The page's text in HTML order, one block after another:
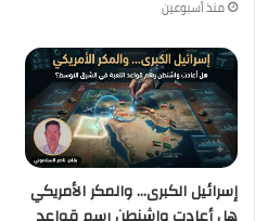
منذ أسبوعين
إسرائيل الكبرى… والمكر الأمريكي